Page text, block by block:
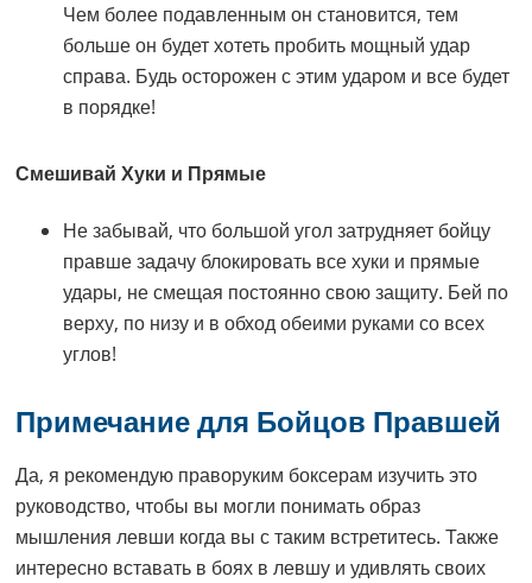
Чем более подавленным он становится, тем
больше он будет хотеть пробить мощный удар
справа. Будь осторожен с этим ударом и все будет
в порядке!
Смешивай Хуки и Прямые
Не забывай, что большой угол затрудняет бойцу
правше задачу блокировать все хуки и прямые
удары, не смещая постоянно свою защиту. Бей по
верху, по низу и в обход обеими руками со всех
углов!
Примечание для Бойцов Правшей
Да, я рекомендую праворуким боксерам изучить это
руководство, чтобы вы могли понимать образ
мышления левши когда вы с таким встретитесь. Также
интересно вставать в боях в левшу и удивлять своих